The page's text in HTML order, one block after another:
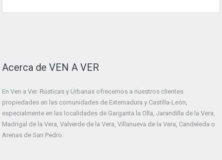
Acerca de VEN A VER
En Ven a Ver. Rústicas y Urbanas ofrecemos a nuestros clientes
propiedades en las comunidades de Extemadura y Castilla-León,
especialmente en las localidades de Garganta la Olla, Jarandilla de la Vera,
Madrigal de la Vera, Valverde de la Vera, Villanueva de la Vera, Candeleda o
Arenas de San Pedro.